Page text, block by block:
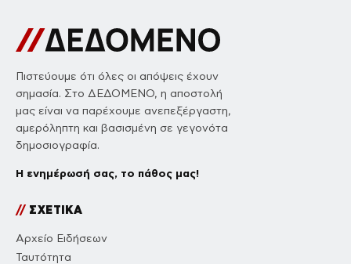
Πιστεύουμε ότι όλες οι απόψεις έχουν
σημασία. Στο ΔΕΔΟΜΕΝΟ, η αποστολή
μας είναι να παρέχουμε ανεπεξέργαστη,
αμερόληπτη και βασισμένη σε γεγονότα
δημοσιογραφία.
Η ενημέρωσή σας, το πάθος μας!
//ΣΧΕΤΙΚΑ
Αρχείο Ειδήσεων
Ταυτότητα